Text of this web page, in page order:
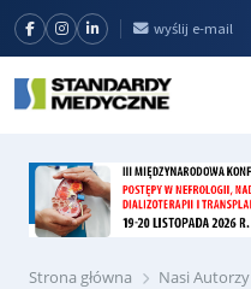
wyślij e-mail
Strona główna Nasi Autorzy